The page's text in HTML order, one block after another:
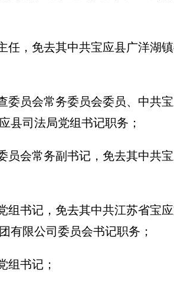
任，免去其中共宝应县广洋湖
委员会常务委员会委员、中共
县司法局党组书记职务；
员会常务副书记，免去其中共
组书记，免去其中共江苏省宝
有限公司委员会书记职务；
组书记；